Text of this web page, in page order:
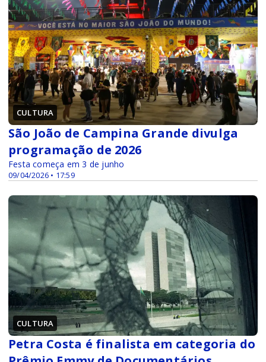
CULTURA
09/04/2026 • 17:59
São João de Campina Grande divulga
programação de 2026
Festa começa em 3 de junho
CULTURA
Petra Costa é finalista em categoria do